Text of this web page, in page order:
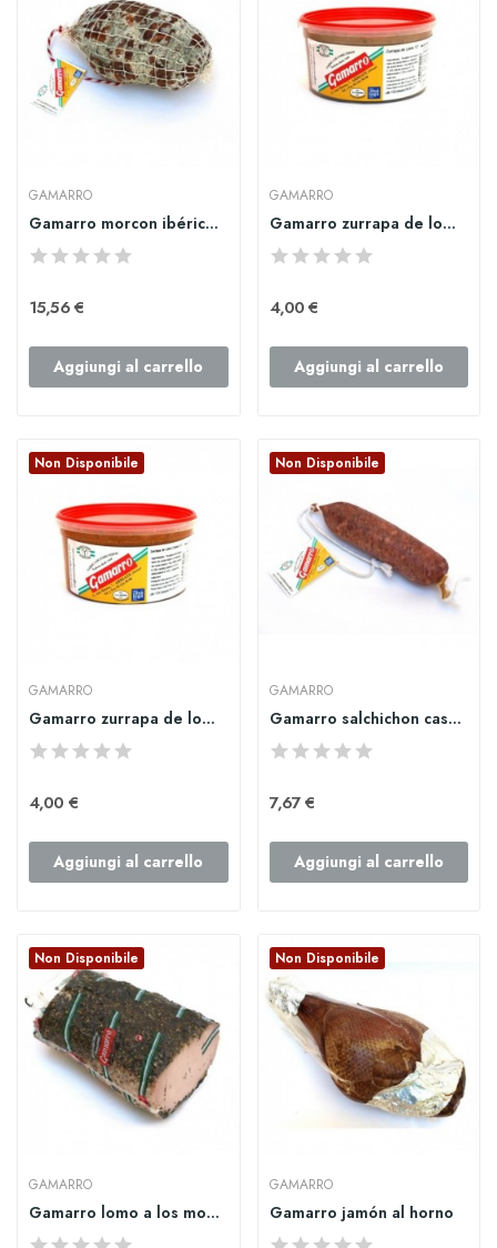
GAMARRO
Gamarro morcon ibérico achorizado
15,56 €
Aggiungi al carrello
GAMARRO
Gamarro zurrapa de lomo grande
4,00 €
Aggiungi al carrello
Non Disponibile
GAMARRO
Gamarro zurrapa de lomo colorá grande
4,00 €
Aggiungi al carrello
Non Disponibile
GAMARRO
Gamarro salchichon casero
7,67 €
Aggiungi al carrello
Non Disponibile
GAMARRO
Gamarro lomo a los montes
Non Disponibile
GAMARRO
Gamarro jamón al horno